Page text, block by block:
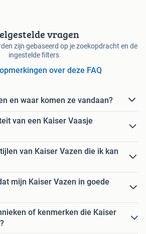
vragen
zijn gebaseerd op je zoekopdracht en de
ingestelde filters
over deze FAQ
en waar komen ze vandaan?
van een Kaiser Vaasje
van Kaiser Vazen die ik kan
mijn Kaiser Vazen in goede
of kenmerken die Kaiser